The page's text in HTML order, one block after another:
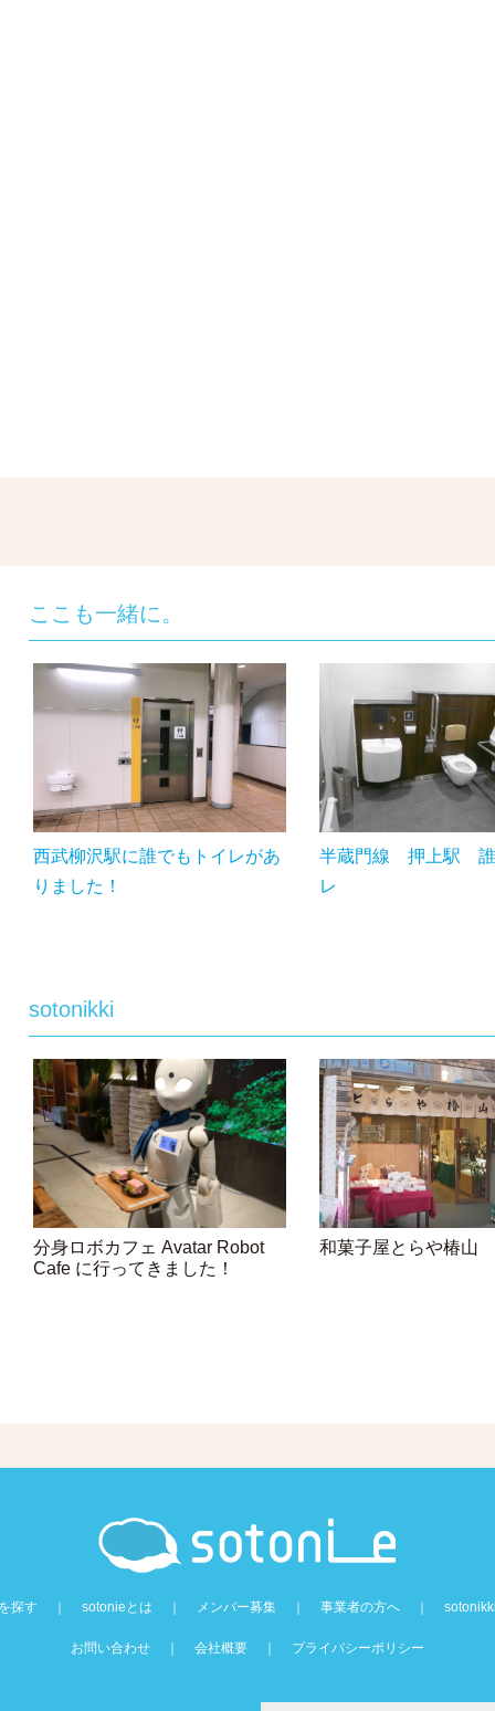
ここも一緒に。
西武柳沢駅に誰でもトイレがあ
りました！
半蔵門線 押上駅 誰
レ
sotonikki
分身ロボカフェ Avatar Robot
Cafe に行ってきました！
和菓子屋とらや椿山
探す sotonieとは メンバー募集 事業者の方へ
お問い合わせ 会社概要 プライバシーポリシー